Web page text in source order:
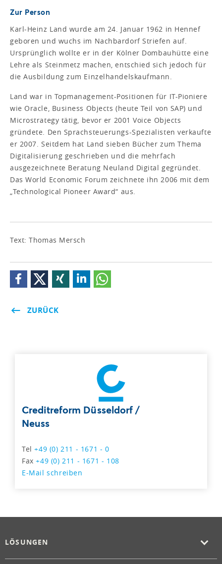
Zur Person
Karl-Heinz Land wurde am 24. Januar 1962 in Hennef
geboren und wuchs im Nachbardorf Striefen auf.
Ursprünglich wollte er in der Kölner Dombauhütte eine
Lehre als Steinmetz machen, entschied sich jedoch für
die Ausbildung zum Einzelhandelskaufmann.
Land war in Topmanagement-Positionen für IT-Pioniere
wie Oracle, Business Objects (heute Teil von SAP) und
Microstrategy tätig, bevor er 2001 Voice Objects
gründete. Den Sprachsteuerungs-Spezialisten verkaufte
er 2007. Seitdem hat Land sieben Bücher zum Thema
Digitalisierung geschrieben und die mehrfach
ausgezeichnete Beratung Neuland Digital gegründet.
Das World Economic Forum zeichnete ihn 2006 mit dem
„Technological Pioneer Award“ aus.
Text: Thomas Mersch
ZURÜCK
Creditreform Düsseldorf /
Neuss
Tel+49 (0) 211 - 1671 - 0
Fax+49 (0) 211 - 1671 - 108
E-Mail schreiben
LÖSUNGEN